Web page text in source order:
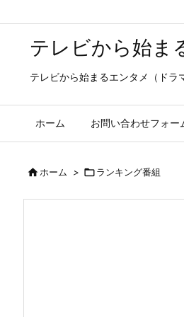
テレビから始ま
テレビから始まるエンタメ（ドラ
ホーム お問い合わせフォー
ホーム > ランキング番組